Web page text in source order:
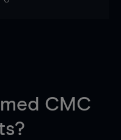
med CMC